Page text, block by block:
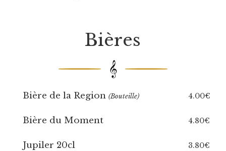
Bières
𝄞
Bière de la Region (Bouteille) 4.00€
Bière du Moment 4.80€
Jupiler 20cl 3.80€